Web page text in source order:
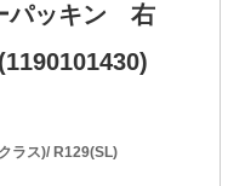
パッキン 右
ラス)/ R129(SL)